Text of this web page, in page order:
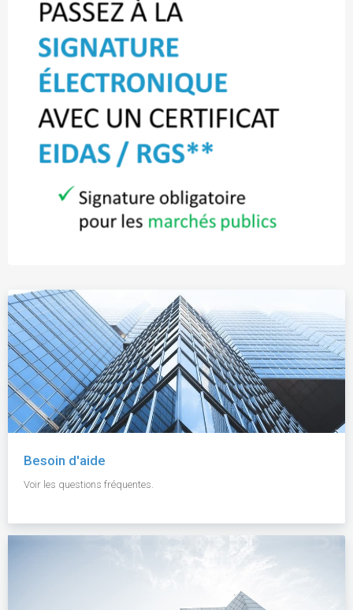
Besoin d'aide
Voir les questions fréquentes.